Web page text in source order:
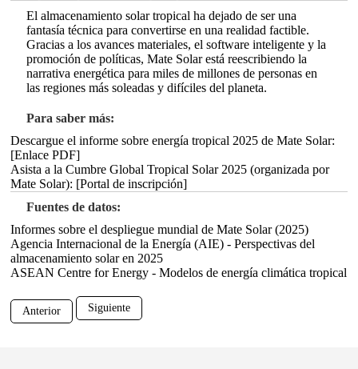
El almacenamiento solar tropical ha dejado de ser una
fantasía técnica para convertirse en una realidad factible.
Gracias a los avances materiales, el software inteligente y la
promoción de políticas, Mate Solar está reescribiendo la
narrativa energética para miles de millones de personas en
las regiones más soleadas y difíciles del planeta.
Para saber más:
Descargue el informe sobre energía tropical 2025 de Mate Solar:
[Enlace PDF]
Asista a la Cumbre Global Tropical Solar 2025 (organizada por
Mate Solar): [Portal de inscripción]
Fuentes de datos:
Informes sobre el despliegue mundial de Mate Solar (2025)
Agencia Internacional de la Energía (AIE) - Perspectivas del
almacenamiento solar en 2025
ASEAN Centre for Energy - Modelos de energía climática tropical
Anterior Siguiente